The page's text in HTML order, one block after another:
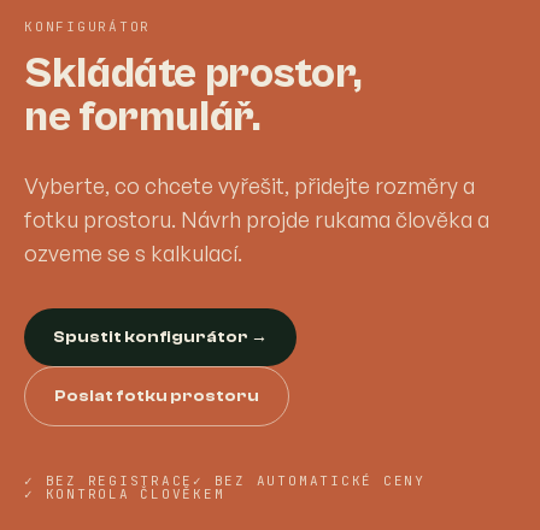
KONFIGURÁTOR
Skládáte prostor,
ne formulář.
Vyberte, co chcete vyřešit, přidejte rozměry a
fotku prostoru. Návrh projde rukama člověka a
ozveme se s kalkulací.
Spustit konfigurátor →
Poslat fotku prostoru
✓ BEZ REGISTRACE ✓ BEZ AUTOMATICKÉ CENY
✓ KONTROLA ČLOVĚKEM